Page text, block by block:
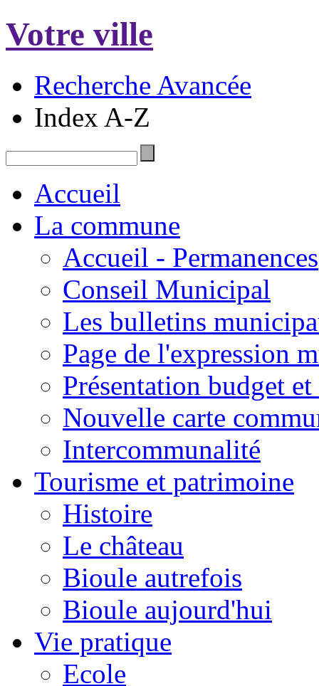
Votre ville
Recherche Avancée
Index A-Z
Accueil
La commune
Accueil - Permanences
Conseil Municipal
Les bulletins
Page de l'expression
Présentation budget
Nouvelle carte
Intercommunalité
Tourisme et patrimoine
Histoire
Le château
Bioule autrefois
Bioule aujourd'hui
Vie pratique
Ecole